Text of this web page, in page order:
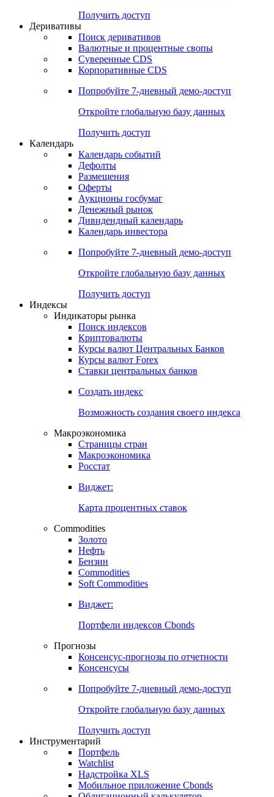
Получить доступ
Деривативы
Поиск деривативов
Валютные и процентные свопы
Суверенные CDS
Корпоративные CDS
Попробуйте 7-дневный демо-доступ
Откройте глобальную базу данных
Получить доступ
Календарь
Календарь событий
Дефолты
Размещения
Оферты
Аукционы госбумаг
Денежный рынок
Дивидендный календарь
Календарь инвестора
Попробуйте 7-дневный демо-доступ
Откройте глобальную базу данных
Получить доступ
Индексы
Индикаторы рынка
Поиск индексов
Криптовалюты
Курсы валют Центральных Банков
Курсы валют Forex
Ставки центральных банков
Создать индекс
Возможность создания своего индекса
Макроэкономика
Страницы стран
Макроэкономика
Росстат
Виджет:
Карта процентных ставок
Commodities
Золото
Нефть
Бензин
Commodities
Soft Commodities
Виджет:
Портфели индексов Cbonds
Прогнозы
Консенсус-прогнозы по отчетности
Консенсусы
Попробуйте 7-дневный демо-доступ
Откройте глобальную базу данных
Получить доступ
Инструментарий
Портфель
Watchlist
Надстройка XLS
Мобильное приложение Cbonds